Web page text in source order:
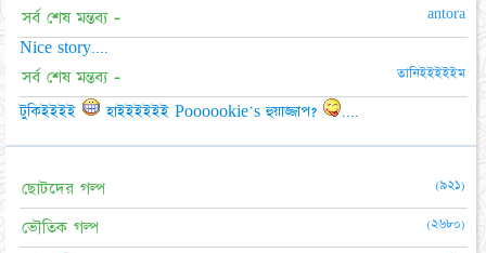
সর্ব শেষ মন্তব্য - antora
Nice story....
সর্ব শেষ মন্তব্য - তানিইইইইইম
টুকিইইইই হাইইইইইই Poooookie's হুয়াজ্জাপ? ....
ছোটদের গল্প (৯২১)
ভৌতিক গল্প (২৬৮০)